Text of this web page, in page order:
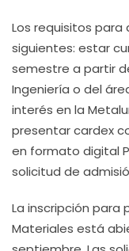
Los requisitos para
siguientes: estar
semestre a partir
Ingeniería o del
interés en la
presentar cardex
en formato digital
solicitud de
La inscripción para
Materiales está